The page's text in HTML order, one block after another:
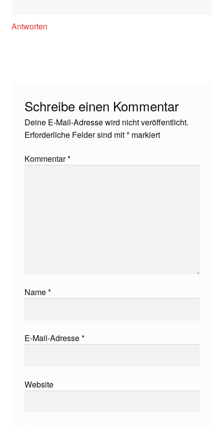
Antworten
Schreibe einen Kommentar
Deine E-Mail-Adresse wird nicht veröffentlicht.
Erforderliche Felder sind mit*markiert
Kommentar*
Name*
E-Mail-Adresse*
Website